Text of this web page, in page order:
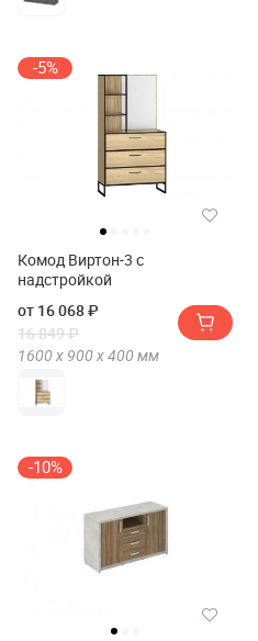
-5%
Комод Виртон-3 с
надстройкой
от 16 068 ₽
16 849 ₽
1600 х 900 х400 мм
-10%